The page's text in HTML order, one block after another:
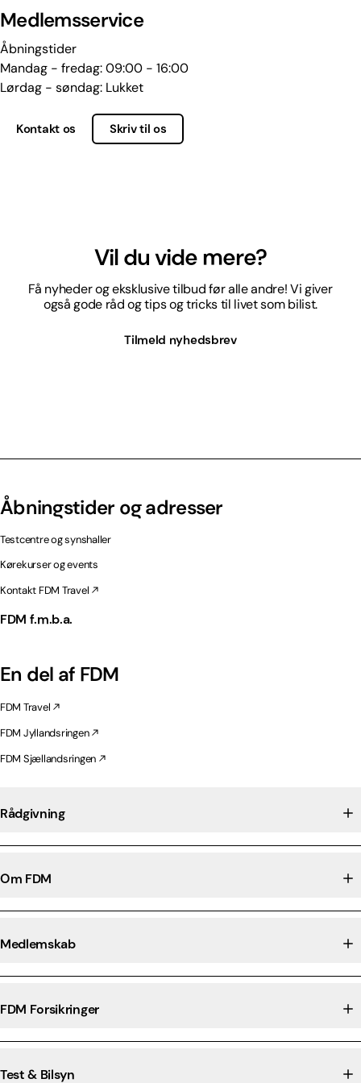
Medlemsservice
Åbningstider
Mandag - fredag: 09:00 - 16:00
Lørdag - søndag: Lukket
Kontakt os Skriv til os
Vil du vide mere?
Få nyheder og eksklusive tilbud før alle andre! Vi giver
også gode råd og tips og tricks til livet som bilist.
Tilmeld nyhedsbrev
Åbningstider og adresser
Testcentre og synshaller
Kørekurser og events
Kontakt FDM Travel
FDM f.m.b.a.
En del af FDM
FDM Travel
FDM Jyllandsringen
FDM Sjællandsringen
Rådgivning
Om FDM
Medlemskab
FDM Forsikringer
Test & Bilsyn